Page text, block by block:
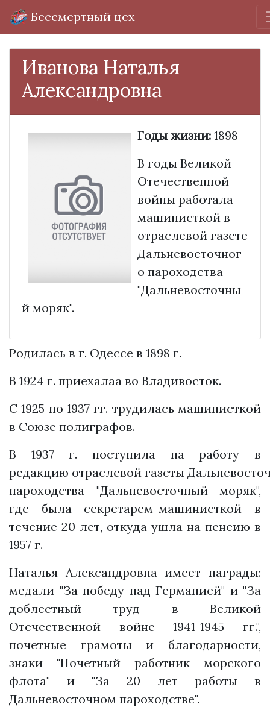
Бессмертный цех
Иванова Наталья
Александровна
Годы жизни:1898 -
В годы Великой
Отечественной
войны работала
машинисткой в
отраслевой газете
Дальневосточног
о пароходства
"Дальневосточны
й моряк".
Родилась в г. Одессе в 1898 г.
В 1924 г. приехалаа во Владивосток.
С 1925 по 1937 гг. трудилась машинисткой
в Союзе полиграфов.
В 1937 г. поступила на работу в
редакцию отраслевой газеты
пароходства "Дальневосточный моряк",
где была секретарем-машинисткой в
течение 20 лет, откуда ушла на пенсию в
1957 г.
Наталья Александровна имеет награды:
медали "За победу над Германией" и "За
доблестный труд в Великой
Отечественной войне 1941-1945 гг.",
почетные грамоты и благодарности,
знаки "Почетный работник морского
флота" и "За 20 лет работы в
Дальневосточном пароходстве".